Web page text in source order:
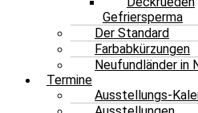
Gefriersperma
Der Standard
Farbabkürzungen
Neufundländer in
Termine
Ausstellungs-